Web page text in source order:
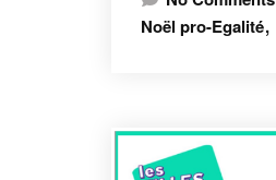
Noël pro-Egalité